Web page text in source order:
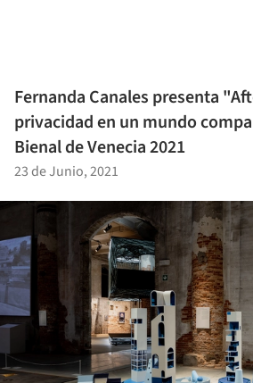
Fernanda Canales presenta
privacidad en un mundo
Bienal de Venecia 2021
23 de Junio, 2021